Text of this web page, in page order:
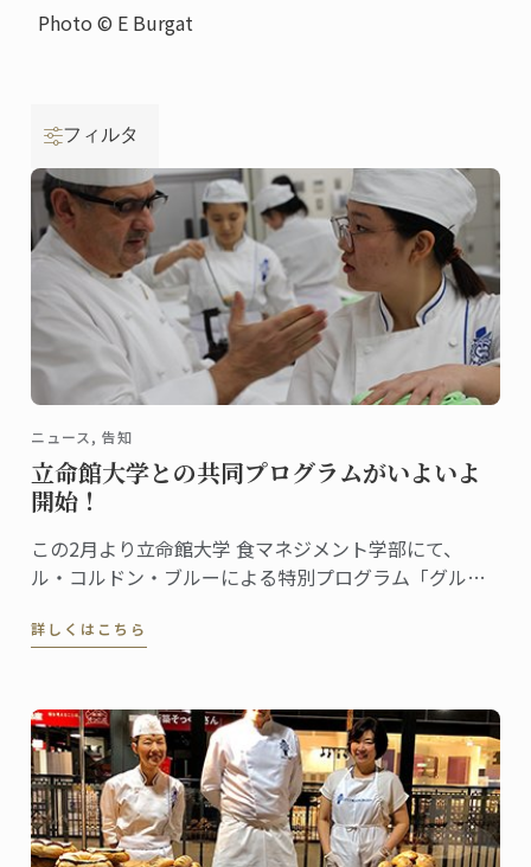
Photo © E Burgat
フィルタ
ニュース, 告知
立命館大学との共同プログラムがいよいよ
開始！
この2月より立命館大学 食マネジメント学部にて、
ル・コルドン・ブルーによる特別プログラム「グルー
ログラム」がスタート。
詳しくはこちら